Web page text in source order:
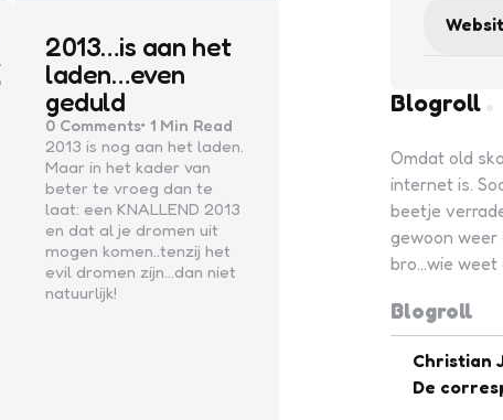
2013…is aan het
laden…even
geduld
0Comments 1 Min Read
2013 is nog aan het laden.
Maar in het kader van
beter te vroeg dan te
laat: een KNALLEND 2013
en dat al je dromen uit
mogen komen..tenzij het
evil dromen zijn...dan niet
natuurlijk!
Blogroll
Omdat old
internet is.
beetje
gewoon weer
bro...wie
Blogroll
Christian
De